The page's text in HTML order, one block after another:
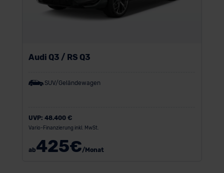
Audi Q3 / RS Q3
SUV/Geländewagen
UVP: 48.400 €
Vario-Finanzierung inkl. MwSt.
ab425€/Monat